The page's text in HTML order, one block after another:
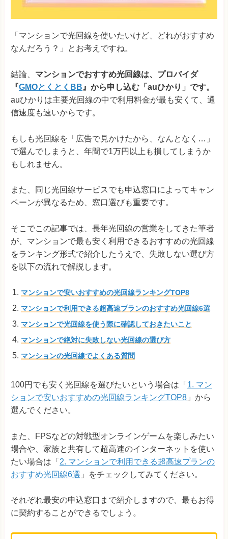
「マンションで光回線を使いたいけど、どれがおすすめ
なんだろう？」とお考えですね。
結論、 マンションでおすすめ光回線は、プロバイダ
『GMOとくとくBB 』から申し込む「auひかり」です。
auひかりは主要光回線の中で利用料金が最も安くて、通
信速度も速いからです。
もしも光回線を「広告で見かけたから、なんとなく…」
で選んでしまうと、年間で1万円以上も損してしまうか
もしれません。
また、同じ光回線サービスでも申込窓口によってキャン
ペーンが異なるため、窓口選びも重要です。
そこでこの記事では、長年光回線の営業をしてきた筆者
が、マンションで最も安く利用できるおすすめの光回線
をランキング形式で紹介したうえで、失敗しない選び方
を以下の流れで解説します。
マンションで安いおすすめの光回線ランキングTOP8
マンションで利用できる超高速プランのおすすめ光回線6選
マンションで光回線を使う際に確認しておきたいこと
マンションで絶対に失敗しない光回線の選び方
マンションの光回線でよくある質問
100円でも安く光回線を選びたいという場合は「 1. マン
ションで安いおすすめの光回線ランキングTOP8 」から
選んでください。
また、FPSなどの対戦型オンラインゲームを楽しみたい
場合や、家族と共有して超高速のインターネットを使い
たい場合は「 2. マンションで利用できる超高速プランの
おすすめ光回線6選 」をチェックしてみてください。
それぞれ最安の申込窓口まで紹介しますので、最もお得
に契約することができるでしょう。